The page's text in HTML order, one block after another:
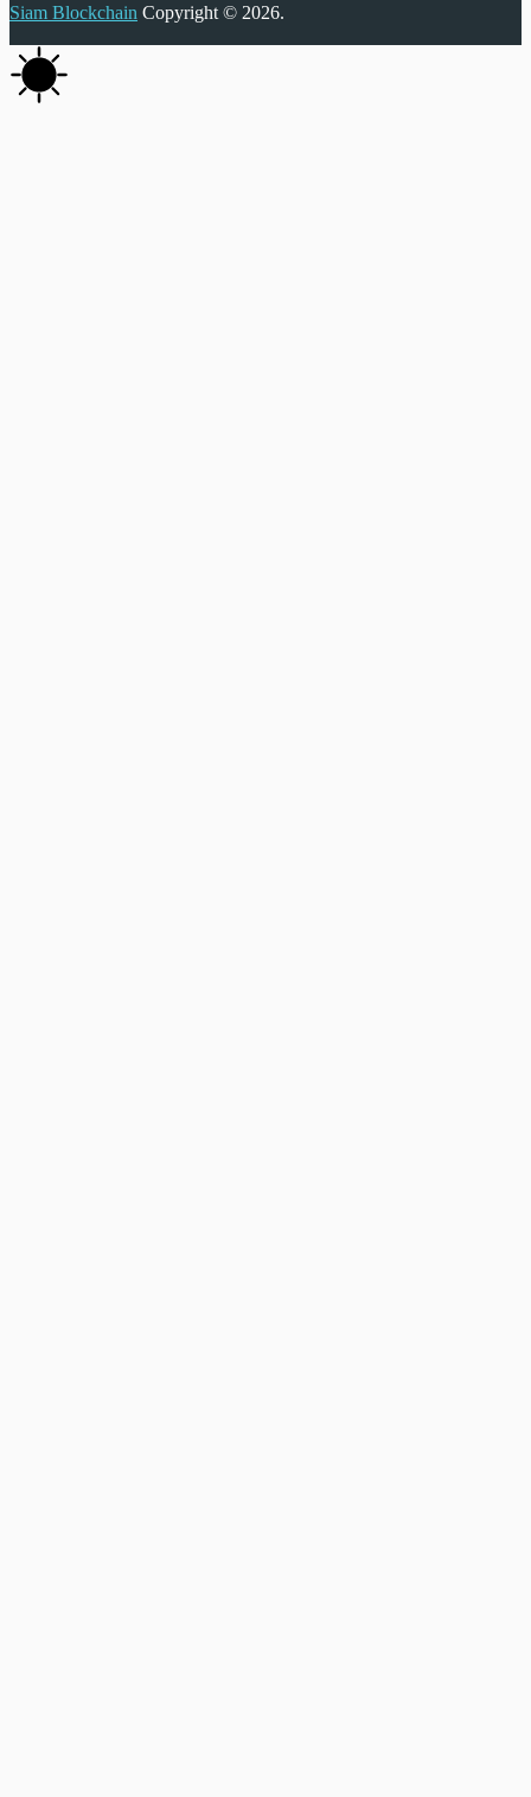
Siam Blockchain Copyright © 2026.